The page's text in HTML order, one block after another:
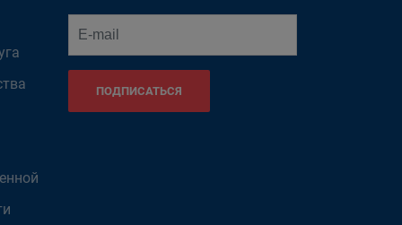
ПОДПИСАТЬСЯ